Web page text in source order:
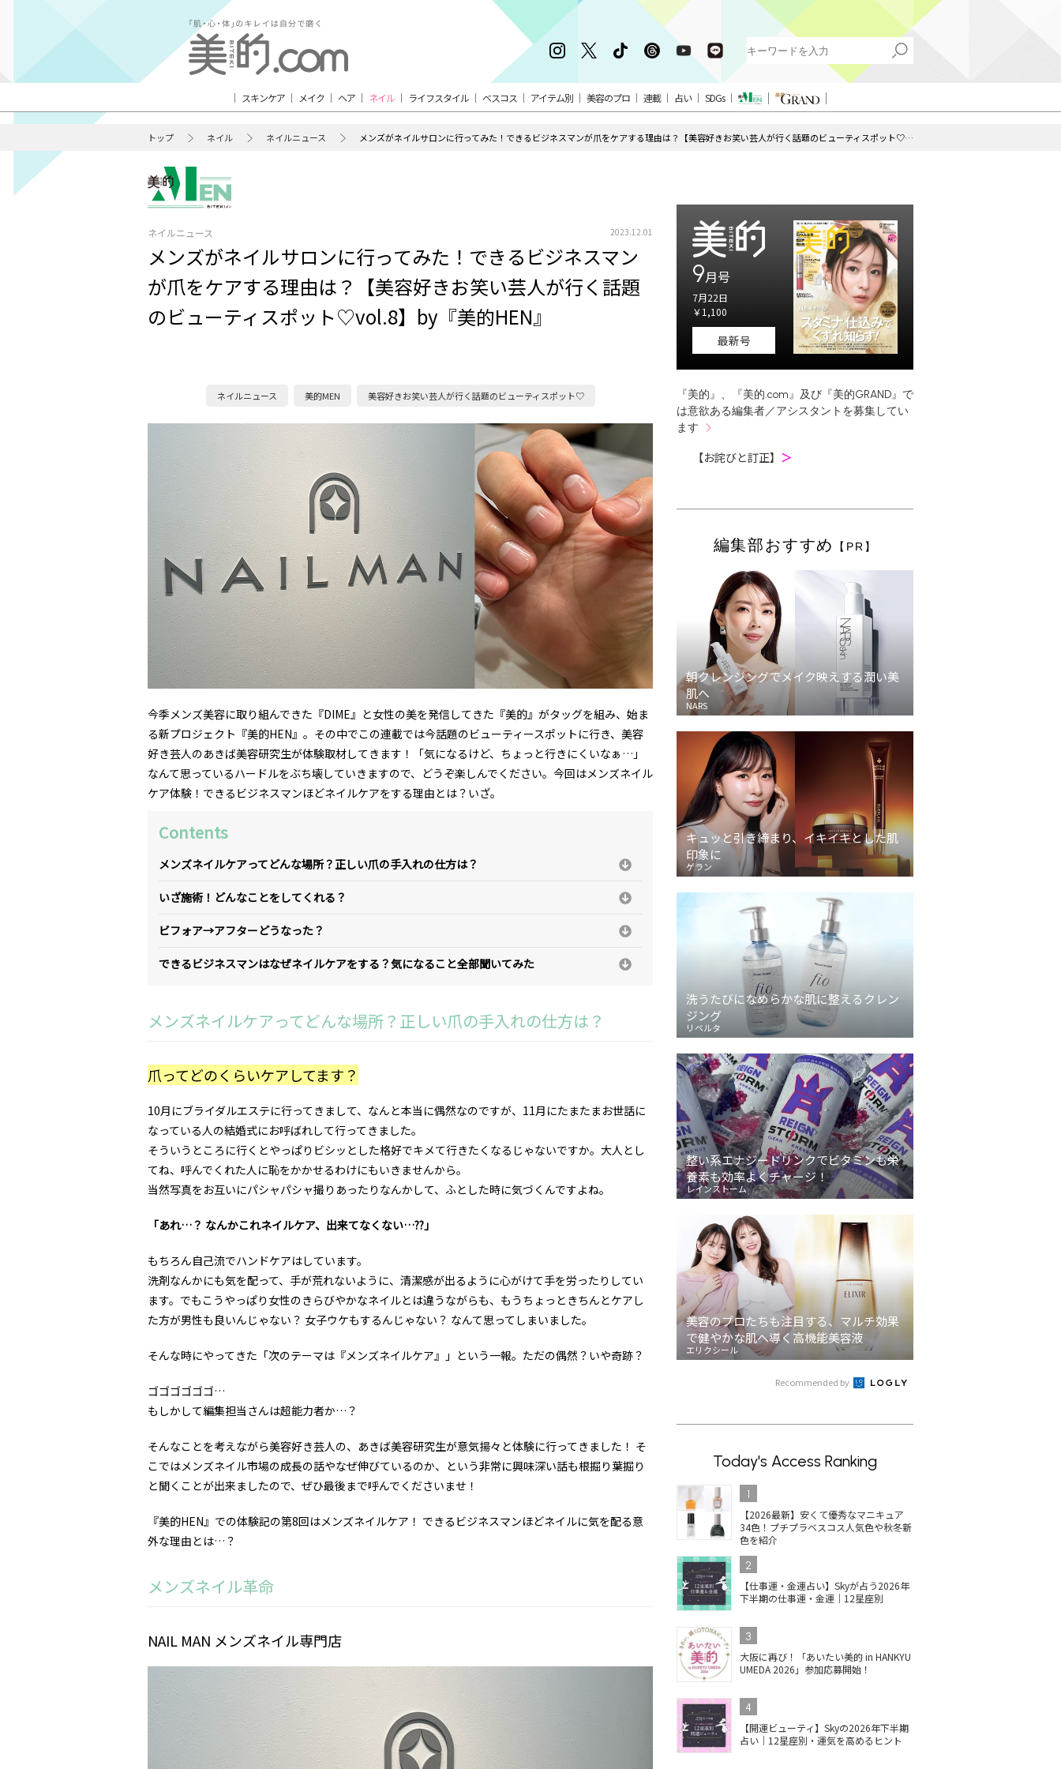
スキンケア メイク ヘア ネイル ライフスタイル ベスコス アイテム別 美容のプロ 連載 占い SDGs
トップ ネイル ネイルニュース メンズがネイルサロンに行ってみた！できるビジネスマンが爪をケアする理由は？【美容好きお笑い芸人が行く話題のビューティスポット♡vol.8】by『美的HEN』
ネイルニュース 2023.12.01
メンズがネイルサロンに行ってみた！できるビジネスマン
が爪をケアする理由は？【美容好きお笑い芸人が行く話題
のビューティスポット♡vol.8】by『美的HEN』
ネイルニュース 美的MEN 美容好きお笑い芸人が行く話題のビューティスポット♡
今季メンズ美容に取り組んできた『DIME』と女性の美を発信してきた『美的』がタッグを組み、始ま
る新プロジェクト『美的HEN』。その中でこの連載では今話題のビューティースポットに行き、美容
好き芸人のあきば美容研究生が体験取材してきます！「気になるけど、ちょっと行きにくいなぁ…」
なんて思っているハードルをぶち壊していきますので、どうぞ楽しんでください。今回はメンズネイル
ケア体験！できるビジネスマンほどネイルケアをする理由とは？いざ。
Contents
メンズネイルケアってどんな場所？正しい爪の手入れの仕方は？
いざ施術！どんなことをしてくれる？
ビフォア→アフターどうなった？
できるビジネスマンはなぜネイルケアをする？気になること全部聞いてみた
メンズネイルケアってどんな場所？正しい爪の手入れの仕方は？
爪ってどのくらいケアしてます？
10月にブライダルエステに行ってきまして、なんと本当に偶然なのですが、11月にたまたまお世話に
なっている人の結婚式にお呼ばれして行ってきました。
そういうところに行くとやっぱりビシッとした格好でキメて行きたくなるじゃないですか。大人とし
てね、呼んでくれた人に恥をかかせるわけにもいきませんから。
当然写真をお互いにパシャパシャ撮りあったりなんかして、ふとした時に気づくんですよね。
「あれ…？ なんかこれネイルケア、出来てなくない…??」
もちろん自己流でハンドケアはしています。
洗剤なんかにも気を配って、手が荒れないように、清潔感が出るように心がけて手を労ったりしてい
ます。でもこうやっぱり女性のきらびやかなネイルとは違うながらも、もうちょっときちんとケアし
た方が男性も良いんじゃない？ 女子ウケもするんじゃない？ なんて思ってしまいました。
そんな時にやってきた「次のテーマは『メンズネイルケア』」という一報。ただの偶然？いや奇跡？
ゴゴゴゴゴゴ…
もしかして編集担当さんは超能力者か…？
そんなことを考えながら美容好き芸人の、あきば美容研究生が意気揚々と体験に行ってきました！ そ
こではメンズネイル市場の成長の話やなぜ伸びているのか、という非常に興味深い話も根掘り葉掘り
と聞くことが出来ましたので、ぜひ最後まで呼んでくださいませ！
『美的HEN』での体験記の第8回はメンズネイルケア！ できるビジネスマンほどネイルに気を配る意
外な理由とは…？
メンズネイル革命
NAIL MAN メンズネイル専門店
9月号
7月22日
￥1,100
最新号
『美的』、『美的.com』及び『美的GRAND』で
は意欲ある編集者／アシスタントを募集してい
ます
【お詫びと訂正】 ＞
編集部おすすめ 【PR】
朝クレンジングでメイク映えする潤い美
肌へ
NARS
キュッと引き締まり、イキイキとした肌
印象に
ゲラン
洗うたびになめらかな肌に整えるクレン
ジング
リベルタ
整い系エナジードリンクでビタミンも栄
養素も効率よくチャージ！
レインストーム
美容のプロたちも注目する、マルチ効果
で健やかな肌へ導く高機能美容液
エリクシール
Recommended by
Today's Access Ranking
1
【2026最新】安くて優秀なマニキュア
34色！プチプラベスコス人気色や秋冬新
色を紹介
2
【仕事運・金運占い】Skyが占う2026年
下半期の仕事運・金運｜12星座別
3
大阪に再び！「あいたい美的 in HANKYU
UMEDA 2026」参加応募開始！
4
【開運ビューティ】Skyの2026年下半期
占い｜12星座別・運気を高めるヒント